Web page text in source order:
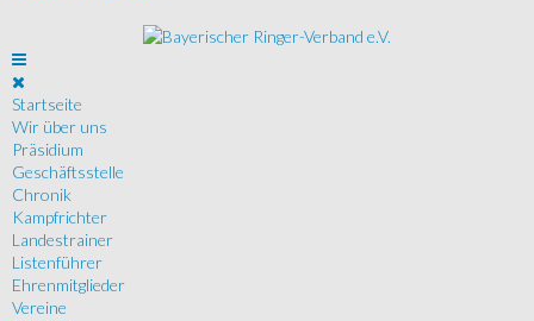
Startseite
Wir über uns
Präsidium
Geschäftsstelle
Chronik
Kampfrichter
Landestrainer
Listenführer
Ehrenmitglieder
Vereine